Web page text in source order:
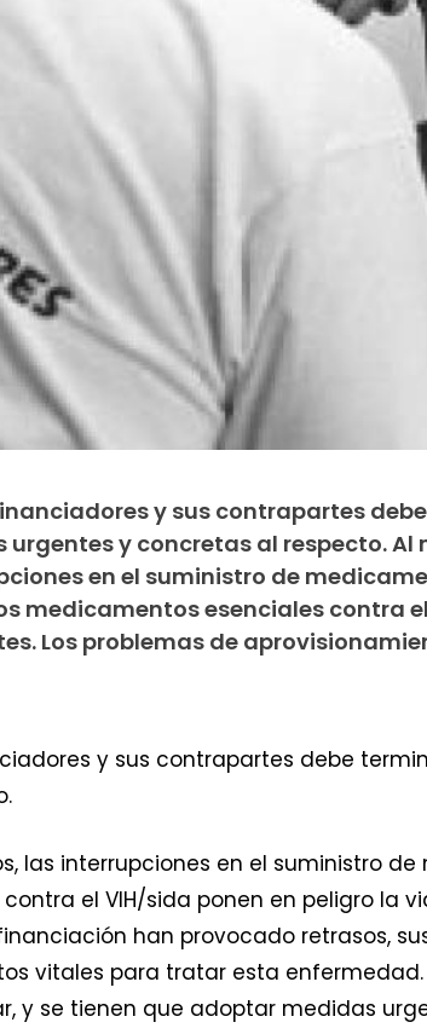
y sus contrapartes
y concretas al respecto. Al
en el suministro de
medicamentos esenciales contra
Los problemas de
y sus contrapartes debe
las interrupciones en el suministro
el VIH/sida ponen en peligro la
han provocado retrasos,
vitales para tratar esta
y se tienen que adoptar medidas